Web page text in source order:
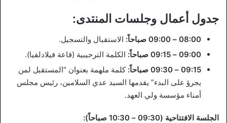
جدول أعمال وجلسات المنتدى:
08:00 – 09:00 صباحاً:
الاستقبال والتسجيل.
09:00 – 09:15 صباحاً:
الكلمة الترحيبية (قاعة فيلادلفيا).
09:15 – 09:30 صباحاً:
كلمة ملهمة بعنوان “المستقبل لمن
يجرؤ على البدء” يقدمها السيد عدي السلامين، رئيس مجلس
أمناء مؤسسة ولي العهد.
الجلسة الافتتاحية (09:30 – 10:30 صباحاً):